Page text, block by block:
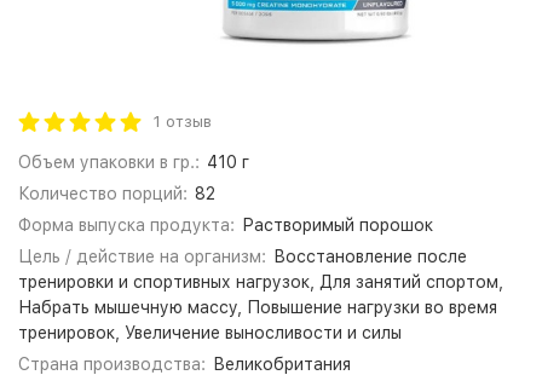
1 отзыв
Объем упаковки в гр.: 410 г
Количество порций: 82
Форма выпуска продукта:
Растворимый порошок
Цель / действие на организм:
Восстановление после
тренировки и спортивных нагрузок, Для занятий спортом,
Набрать мышечную массу, Повышение нагрузки во время
тренировок, Увеличение выносливости и силы
Страна производства:
Великобритания